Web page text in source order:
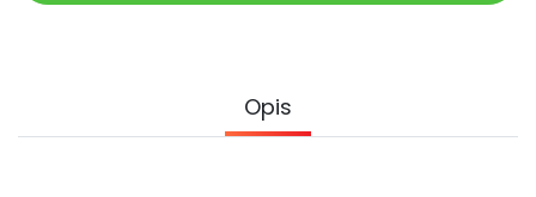
Opis